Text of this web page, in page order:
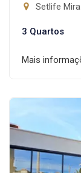
Setlife
3 Quartos
Mais